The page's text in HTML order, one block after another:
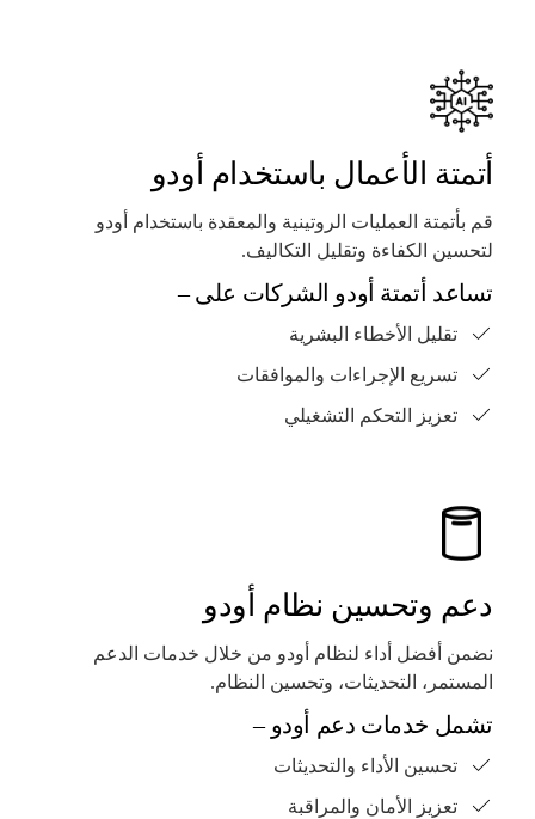
أتمتة الأعمال باستخدام أودو
قم بأتمتة العمليات الروتينية والمعقدة باستخدام أودو
لتحسين الكفاءة وتقليل التكاليف.
تساعد أتمتة أودو الشركات على –
تقليل الأخطاء البشرية
تسريع الإجراءات والموافقات
تعزيز التحكم التشغيلي
دعم وتحسين نظام أودو
نضمن أفضل أداء لنظام أودو من خلال خدمات الدعم
المستمر، التحديثات، وتحسين النظام.
تشمل خدمات دعم أودو –
تحسين الأداء والتحديثات
تعزيز الأمان والمراقبة